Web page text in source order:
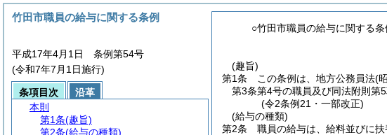
○竹田市職員の給与に関する条
(趣旨)
第1条
この条例は、地方公務員法(
第3条第4号の職員及び同法附則第
(令2条例21・一部改正)
(給与の種類)
第2条
職員の給与は、給料並びに
竹田市職員の給与に関する条例
平成17年4月1日 条例第54号
(令和7年7月1日施行)
条項目次
沿革
本則
第1条(趣旨)
第2条(給与の種類)